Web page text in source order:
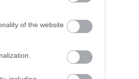
of the website
ο Ντις.
περιλαμβάνουν τις μάρκες
Seat και Skoda.
από τώρα και ίσως